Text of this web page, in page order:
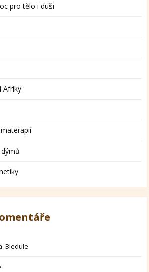
pro tělo i duši
Afriky
:Bledule